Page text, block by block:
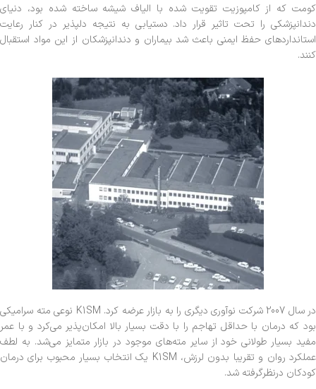
کومت که از کامپوزیت تقویت شده با الیاف شیشه ساخته شده بود، دنیای
دندانپزشکی را تحت تاثیر قرار داد. دستیابی به نتیجه دلپذیر در کنار رعایت
استانداردهای حفظ ایمنی باعث شد بیماران و دندانپزشکان از این مواد استقبال
کنند.
در سال 2007 شرکت نوآوری دیگری را به بازار عرضه کرد. K1SM نوعی مته سرامیکی
بود که درمان با حداقل تهاجم را با دقت بسیار بالا امکان‌پذیر می‌کرد و با عمر
مفید بسیار طولانی خود از سایر مته‌های موجود در بازار متمایز می‌شد. به لطف
عملکرد روان و تقریبا بدون لرزش، K1SM یک انتخاب بسیار محبوب برای درمان
کودکان درنظرگرفته شد.